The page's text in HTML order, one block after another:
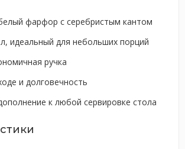
фарфор с серебристым кантом
идеальный для небольших порций
ручка
и долговечность
к любой сервировке стола